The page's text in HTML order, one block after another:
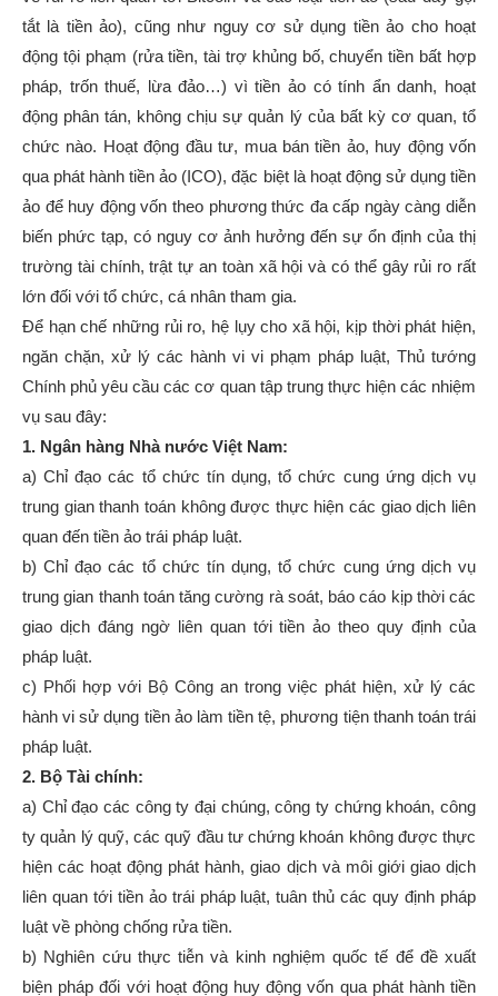
tắt là tiền ảo), cũng như nguy cơ sử dụng tiền ảo cho hoạt
động tội phạm (rửa tiền, tài trợ khủng bố, chuyển tiền bất hợp
pháp, trốn thuế, lừa đảo…) vì tiền ảo có tính ẩn danh, hoạt
động phân tán, không chịu sự quản lý của bất kỳ cơ quan, tổ
chức nào. Hoạt động đầu tư, mua bán tiền ảo, huy động vốn
qua phát hành tiền ảo (ICO), đặc biệt là hoạt động sử dụng tiền
ảo để huy động vốn theo phương thức đa cấp ngày càng diễn
biến phức tạp, có nguy cơ ảnh hưởng đến sự ổn định của thị
trường tài chính, trật tự an toàn xã hội và có thể gây rủi ro rất
lớn đối với tổ chức, cá nhân tham gia.
Để hạn chế những rủi ro, hệ lụy cho xã hội, kịp thời phát hiện,
ngăn chặn, xử lý các hành vi vi phạm pháp luật, Thủ tướng
Chính phủ yêu cầu các cơ quan tập trung thực hiện các nhiệm
vụ sau đây:
1. Ngân hàng Nhà nước Việt Nam:
a) Chỉ đạo các tổ chức tín dụng, tổ chức cung ứng dịch vụ
trung gian thanh toán không được thực hiện các giao dịch liên
quan đến tiền ảo trái pháp luật.
b) Chỉ đạo các tổ chức tín dụng, tổ chức cung ứng dịch vụ
trung gian thanh toán tăng cường rà soát, báo cáo kịp thời các
giao dịch đáng ngờ liên quan tới tiền ảo theo quy định của
pháp luật.
c) Phối hợp với Bộ Công an trong việc phát hiện, xử lý các
hành vi sử dụng tiền ảo làm tiền tệ, phương tiện thanh toán trái
pháp luật.
2. Bộ Tài chính:
a) Chỉ đạo các công ty đại chúng, công ty chứng khoán, công
ty quản lý quỹ, các quỹ đầu tư chứng khoán không được thực
hiện các hoạt động phát hành, giao dịch và môi giới giao dịch
liên quan tới tiền ảo trái pháp luật, tuân thủ các quy định pháp
luật về phòng chống rửa tiền.
b) Nghiên cứu thực tiễn và kinh nghiệm quốc tế để đề xuất
biện pháp đối với hoạt động huy động vốn qua phát hành tiền